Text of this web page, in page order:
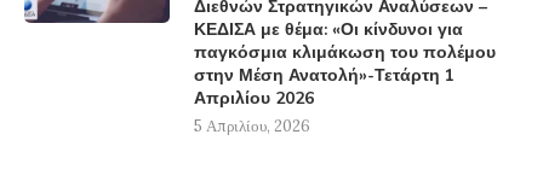
Διεθνών Στρατηγικών Αναλύσεων –
ΚΕΔΙΣΑ με θέμα: «Οι κίνδυνοι για
παγκόσμια κλιμάκωση του πολέμου
στην Μέση Ανατολή»-Τετάρτη 1
Απριλίου 2026
5 Απριλίου, 2026